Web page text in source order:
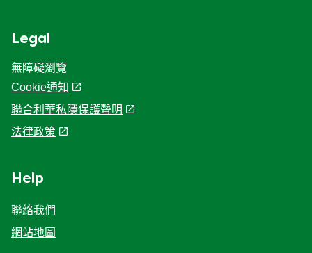
Legal
無障礙瀏覽
Cookie通知
聯合利華私隱保護聲明
Cookie 偏好設定
聯絡我們